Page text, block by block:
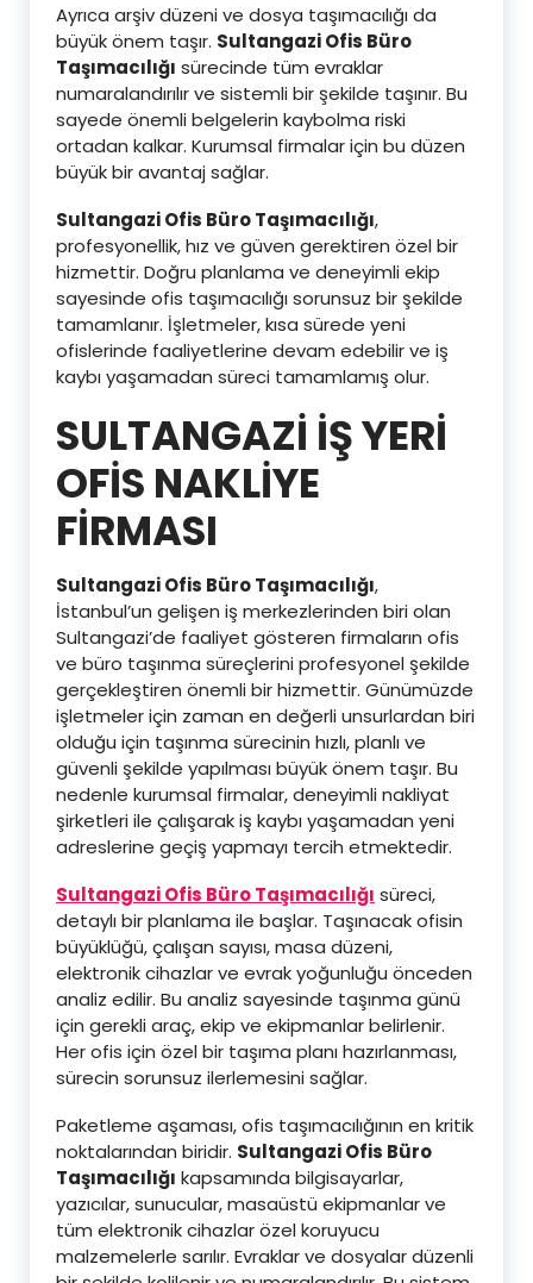
Ayrıca arşiv düzeni ve dosya taşımacılığı da
büyük önem taşır. Sultangazi Ofis Büro
Taşımacılığı sürecinde tüm evraklar
numaralandırılır ve sistemli bir şekilde taşınır. Bu
sayede önemli belgelerin kaybolma riski
ortadan kalkar. Kurumsal firmalar için bu düzen
büyük bir avantaj sağlar.
Sultangazi Ofis Büro Taşımacılığı,
profesyonellik, hız ve güven gerektiren özel bir
hizmettir. Doğru planlama ve deneyimli ekip
sayesinde ofis taşımacılığı sorunsuz bir şekilde
tamamlanır. İşletmeler, kısa sürede yeni
ofislerinde faaliyetlerine devam edebilir ve iş
kaybı yaşamadan süreci tamamlamış olur.
SULTANGAZİ İŞ YERİ
OFİS NAKLİYE
FİRMASI
Sultangazi Ofis Büro Taşımacılığı,
İstanbul’un gelişen iş merkezlerinden biri olan
Sultangazi’de faaliyet gösteren firmaların ofis
ve büro taşınma süreçlerini profesyonel şekilde
gerçekleştiren önemli bir hizmettir. Günümüzde
işletmeler için zaman en değerli unsurlardan biri
olduğu için taşınma sürecinin hızlı, planlı ve
güvenli şekilde yapılması büyük önem taşır. Bu
nedenle kurumsal firmalar, deneyimli nakliyat
şirketleri ile çalışarak iş kaybı yaşamadan yeni
adreslerine geçiş yapmayı tercih etmektedir.
Sultangazi Ofis Büro Taşımacılığı süreci,
detaylı bir planlama ile başlar. Taşınacak ofisin
büyüklüğü, çalışan sayısı, masa düzeni,
elektronik cihazlar ve evrak yoğunluğu önceden
analiz edilir. Bu analiz sayesinde taşınma günü
için gerekli araç, ekip ve ekipmanlar belirlenir.
Her ofis için özel bir taşıma planı hazırlanması,
sürecin sorunsuz ilerlemesini sağlar.
Paketleme aşaması, ofis taşımacılığının en kritik
noktalarından biridir. Sultangazi Ofis Büro
Taşımacılığı kapsamında bilgisayarlar,
yazıcılar, sunucular, masaüstü ekipmanlar ve
tüm elektronik cihazlar özel koruyucu
malzemelerle sarılır. Evraklar ve dosyalar düzenli